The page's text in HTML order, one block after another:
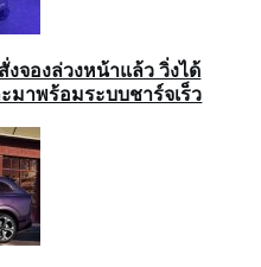
งจองล่วงหน้าแล้ว วิ่งได้
มาพร้อมระบบชาร์จเร็ว